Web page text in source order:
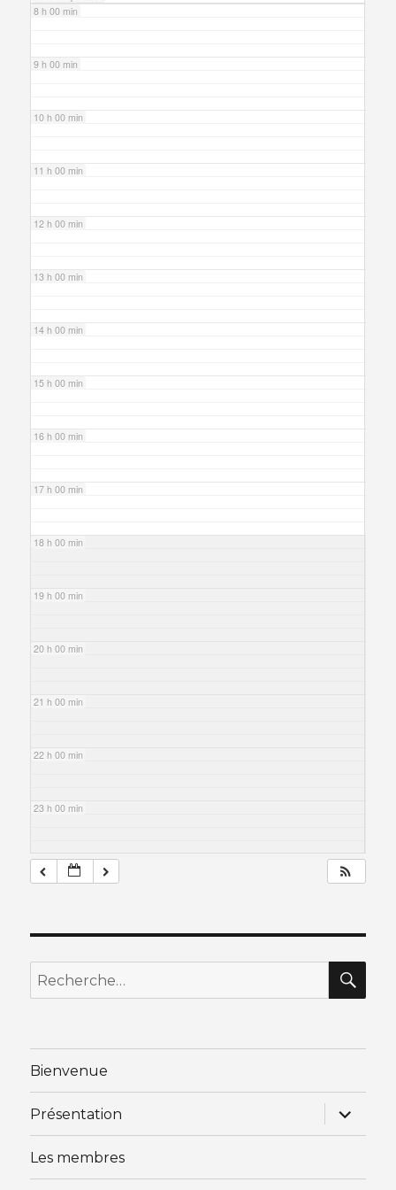
8 h 00 min
9 h 00 min
10 h 00 min
11 h 00 min
12 h 00 min
13 h 00 min
14 h 00 min
15 h 00 min
16 h 00 min
17 h 00 min
18 h 00 min
19 h 00 min
20 h 00 min
21 h 00 min
22 h 00 min
23 h 00 min
Recherche
pour
Bienvenue
Présentation
ouvrir
le
sous-
Les membres